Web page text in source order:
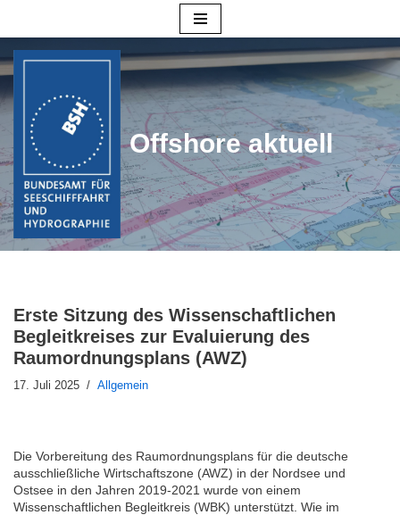
Inhalt
Offshore aktuell
Erste Sitzung des Wissenschaftlichen
Begleitkreises zur Evaluierung des
Raumordnungsplans (AWZ)
17. Juli 2025 Allgemein
Die Vorbereitung des Raumordnungsplans für die deutsche
ausschließliche Wirtschaftszone (AWZ) in der Nordsee und
Ostsee in den Jahren 2019-2021 wurde von einem
Wissenschaftlichen Begleitkreis (WBK) unterstützt. Wie im